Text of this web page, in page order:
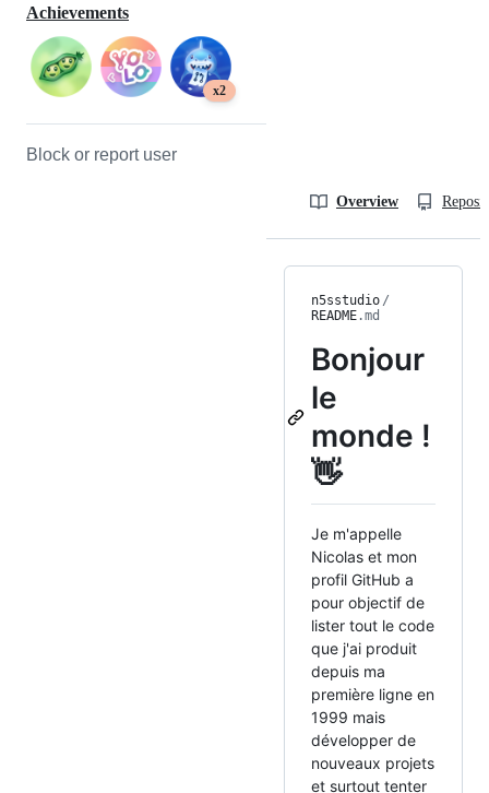
Achievements
x2
Block or report user
Overview
n5sstudio /
README.md
Bonjour
le
monde !
👋
Je m'appelle
Nicolas et mon
profil GitHub a
pour objectif de
lister tout le code
que j'ai produit
depuis ma
première ligne en
1999 mais
développer de
nouveaux projets
et surtout tenter